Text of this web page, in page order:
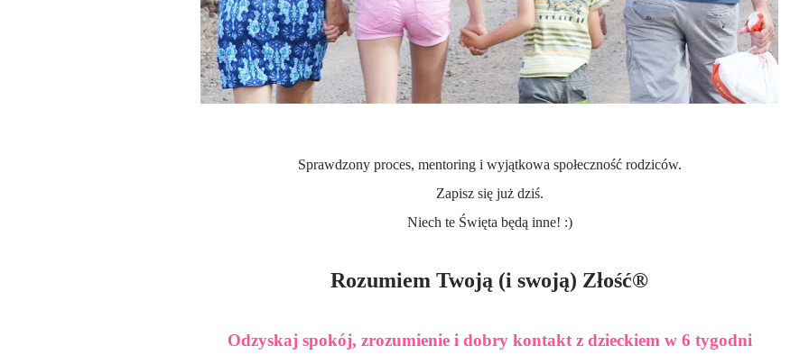
Sprawdzony proces, mentoring i wyjątkowa społeczność rodziców.
Zapisz się już dziś.
Niech te Święta będą inne! :)
Rozumiem Twoją (i swoją) Złość®
Odzyskaj spokój, zrozumienie i dobry kontakt z dzieckiem w 6 tygodni